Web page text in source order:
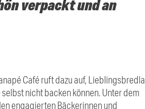
verpackt und an
Café ruft dazu auf, Lieblingsbredla
nicht backen können. Unter dem
engagierten Bäckerinnen und